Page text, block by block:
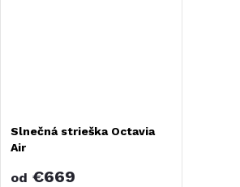
Slnečná strieška Octavia
Air
od €669